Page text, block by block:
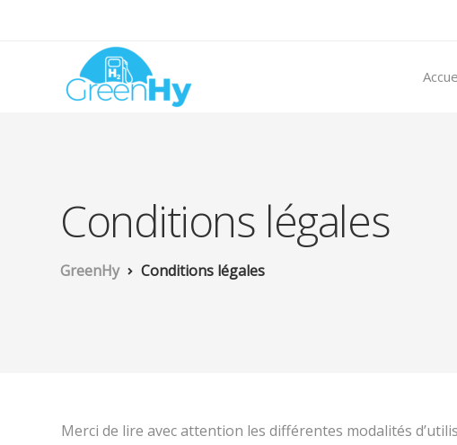
Conditions légales
GreenHy Conditions légales
Merci de lire avec attention les différentes modalités